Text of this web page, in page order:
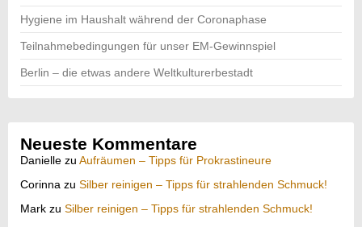
Hygiene im Haushalt während der Coronaphase
Teilnahmebedingungen für unser EM-Gewinnspiel
Berlin – die etwas andere Weltkulturerbestadt
Neueste Kommentare
Danielle zu Aufräumen – Tipps für Prokrastineure
Corinna zu Silber reinigen – Tipps für strahlenden Schmuck!
Mark zu Silber reinigen – Tipps für strahlenden Schmuck!